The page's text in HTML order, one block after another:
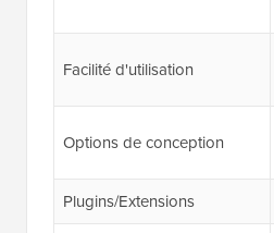
Facilité d'utilisation
Options de conception
Plugins/Extensions